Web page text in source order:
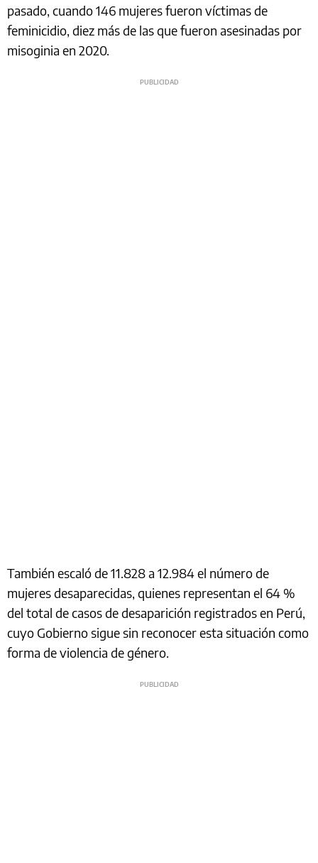
pasado, cuando 146 mujeres fueron víctimas de
feminicidio, diez más de las que fueron asesinadas por
misoginia en 2020.
También escaló de 11.828 a 12.984 el número de
mujeres desaparecidas, quienes representan el 64 %
del total de casos de desaparición registrados en Perú,
cuyo Gobierno sigue sin reconocer esta situación como
forma de violencia de género.